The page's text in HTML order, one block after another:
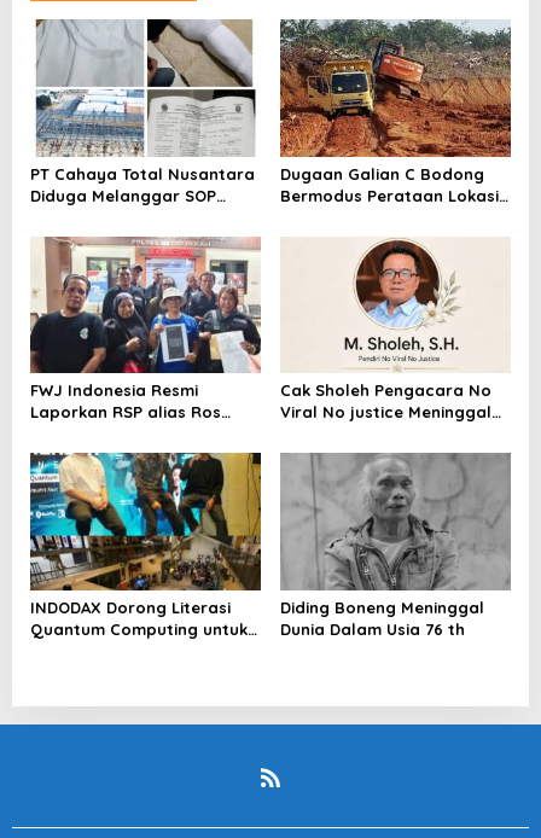
PT Cahaya Total Nusantara
Diduga Melanggar SOP
Kerja Hingga meninggal
Dunia, Kluarga Korban
Merasa Di abaikan
Dugaan Galian C Bodong
Bermodus Perataan Lokasi
Riau Akan Tinjauan Lokasi
FWJ Indonesia Resmi
Laporkan RSP alias Ros
Cak Sholeh Pengacara No
Viral No justice Meninggal
INDODAX Dorong Literasi
Quantum Computing untuk
Diding Boneng Meninggal
Dunia Dalam Usia 76 th